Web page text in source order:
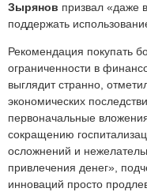
Зырянов призвал «даже
поддержать
Рекомендация покупать
ограниченности в
выглядит странно,
экономических
первоначальные
сокращению
осложнений и
привлечения денег»,
инноваций просто